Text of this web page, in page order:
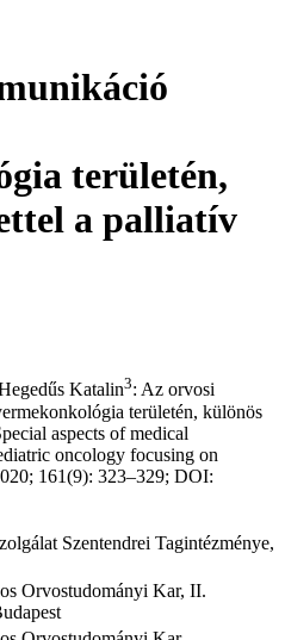
területén,
a palliatív
Katalin3: Az orvosi
területén, különös
aspects of medical
oncology focusing on
161(9): 323–329; DOI:
Szentendrei Tagintézménye,
Orvostudományi Kar, II.